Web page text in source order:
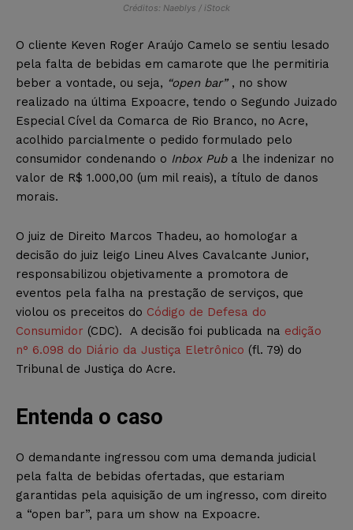
Créditos: Naeblys / iStock
O cliente Keven Roger Araújo Camelo se sentiu lesado
pela falta de bebidas em camarote que lhe permitiria
beber a vontade, ou seja, “open bar”, no show
realizado na última Expoacre, tendo o Segundo Juizado
Especial Cível da Comarca de Rio Branco, no Acre,
acolhido parcialmente o pedido formulado pelo
consumidor condenando o Inbox Puba lhe indenizar no
valor de R$ 1.000,00 (um mil reais), a título de danos
morais.
O juiz de Direito Marcos Thadeu, ao homologar a
decisão do juiz leigo Lineu Alves Cavalcante Junior,
responsabilizou objetivamente a promotora de
eventos pela falha na prestação de serviços, que
violou os preceitos do Código de Defesa do
Consumidor (CDC). A decisão foi publicada na edição
n° 6.098 do Diário da Justiça Eletrônico (fl. 79) do
Tribunal de Justiça do Acre.
Entenda o caso
O demandante ingressou com uma demanda judicial
pela falta de bebidas ofertadas, que estariam
garantidas pela aquisição de um ingresso, com direito
a “open bar”, para um show na Expoacre.